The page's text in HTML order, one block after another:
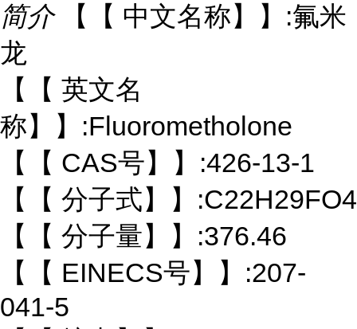
简介
【【 中文名称】】:氟米
龙
【【 英文名
称】】:Fluorometholone
【【 CAS号】】:426-13-1
【【 分子式】】:C22H29FO4
【【 分子量】】:376.46
【【 EINECS号】】:207-
041-5